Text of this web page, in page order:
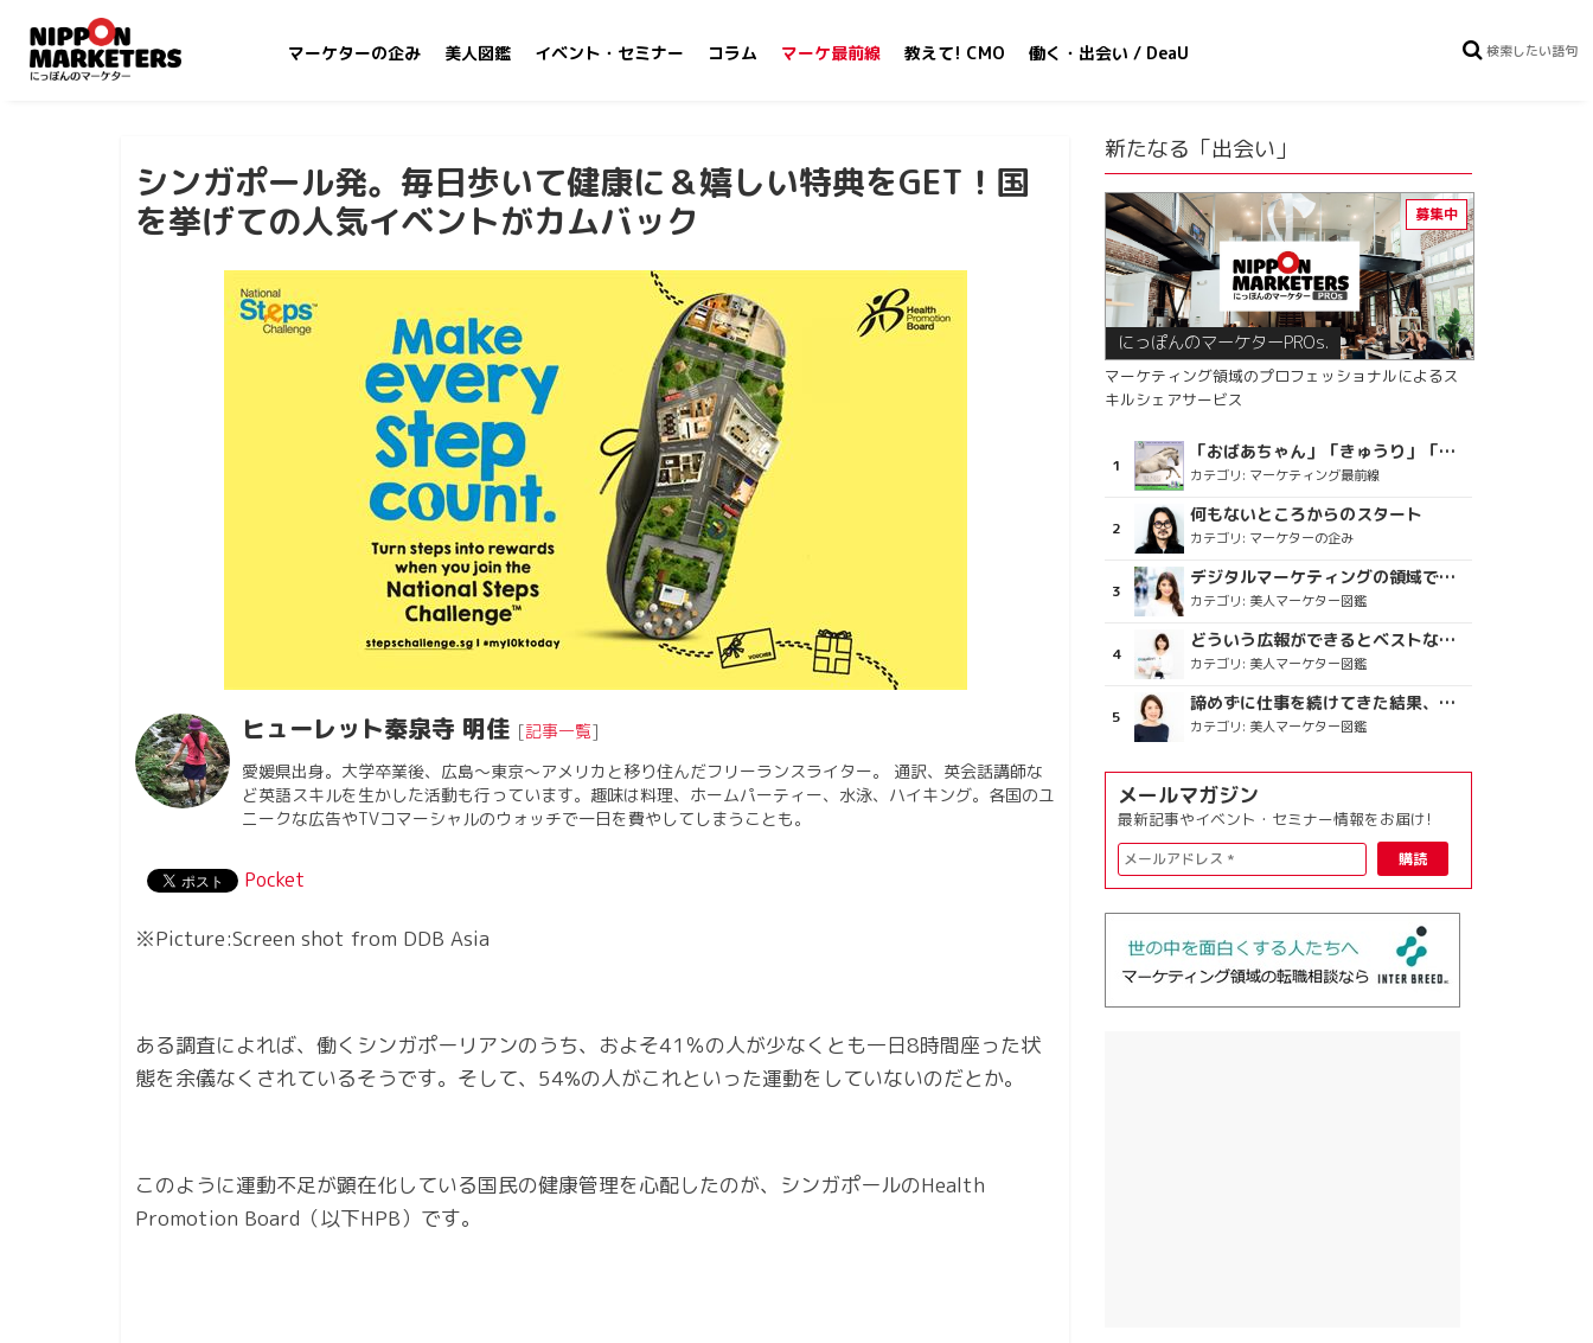
マーケターの企み 美人図鑑 イベント・セミナー コラム マーケ最前線 教えて! CMO 働く・出会い / DeaU
シンガポール発。毎日歩いて健康に＆嬉しい特典をGET！国
を挙げての人気イベントがカムバック
ヒューレット秦泉寺 明佳 [記事一覧]
愛媛県出身。大学卒業後、広島〜東京〜アメリカと移り住んだフリーランスライター。 通訳、英会話講師な
ど英語スキルを生かした活動も行っています。趣味は料理、ホームパーティー、水泳、ハイキング。各国のユ
ニークな広告やTVコマーシャルのウォッチで一日を費やしてしまうことも。
Pocket
※Picture:Screen shot from DDB Asia
ある調査によれば、働くシンガポーリアンのうち、およそ41％の人が少なくとも一日8時間座った状
態を余儀なくされているそうです。そして、54%の人がこれといった運動をしていないのだとか。
このように運動不足が顕在化している国民の健康管理を心配したのが、シンガポールのHealth
Promotion Board（以下HPB）です。
新たなる「出会い」
にっぽんのマーケターPROs.
マーケティング領域のプロフェッショナルによるス
キルシェアサービス
「おばあちゃん」「きゅうり」「ディスコで踊るおじさん」をCM素材に使った、「気持ちよさ」が売りの意外な商品とは？
カテゴリ: マーケティング最前線
何もないところからのスタート
カテゴリ: マーケターの企み
デジタルマーケティングの領域で、海外というステージに
カテゴリ: 美人マーケター図鑑
どういう広報ができるとベストなのか
カテゴリ: 美人マーケター図鑑
諦めずに仕事を続けてきた結果、楽しめている今がある
カテゴリ: 美人マーケター図鑑
メールマガジン
最新記事やイベント・セミナー情報をお届け!